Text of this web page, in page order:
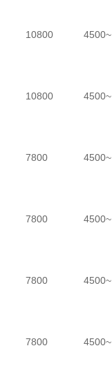
10800 4500~
10800 4500~
7800 4500~
7800 4500~
7800 4500~
7800 4500~